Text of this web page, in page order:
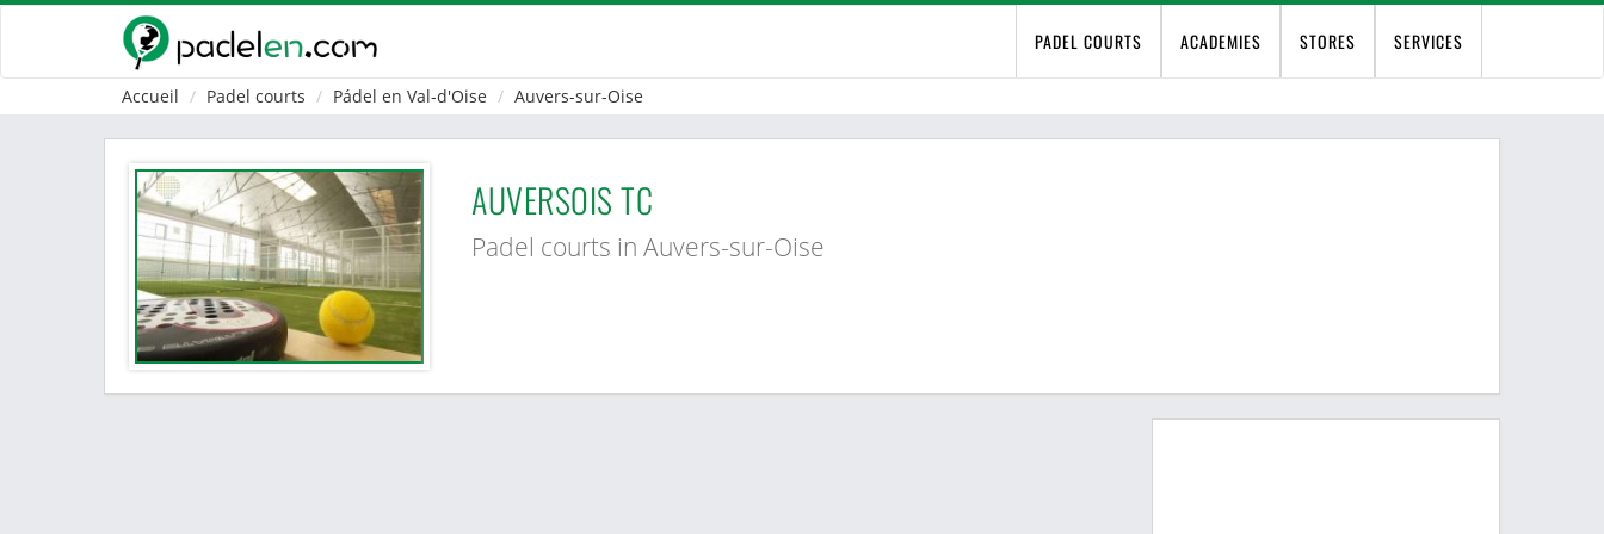
PADEL COURTS ACADEMIES STORES SERVICES
Accueil Padel courts Pádel en Val-d'Oise Auvers-sur-Oise
AUVERSOIS TC
Padel courts in Auvers-sur-Oise